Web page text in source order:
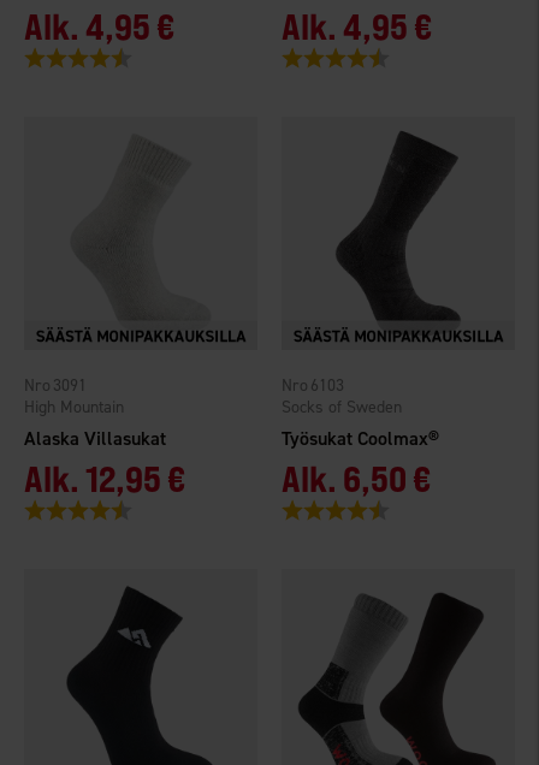
Alk. 4,95 €
Arvio:
Alk. 4,95 €
Arvio:
Alaska Villasukat
High Mountain
3091
Alk. 12,95 €
Arvio:
Työsukat Coolmax®
Socks of Sweden
6103
Alk. 6,50 €
Arvio: